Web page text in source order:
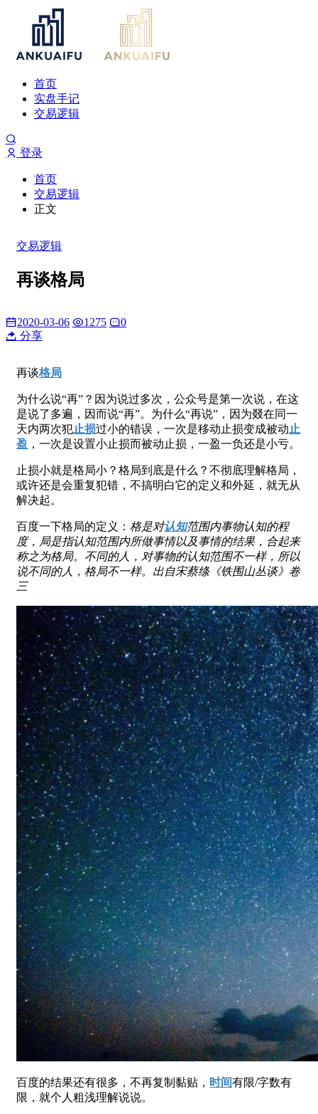
首页
实盘手记
交易逻辑
登录
首页
交易逻辑
正文
交易逻辑
再谈格局
2020-03-06 1275
0
分享
​再谈格局
为什么说“再”？因为说过多次，公众号是第一次说，在这
是说了多遍，因而说“再”。为什么“再说”，因为叕在同一
天内两次犯止损过小的错误，一次是移动止损变成被动 止
盈 ，一次是设置小止损而被动止损，一盈一负还是小亏。
​止损小就是格局小？格局到底是什么？不彻底理解格局，
或许还是会重复犯错，不搞明白它的定义和外延，就无从
解决起​。
​百度一下格局的定义： 格是对认知范围内事物认知的程
度，局是指认知范围内所做事情以及事情的结果，合起来
称之为格局。不同的人，对事物的认知范围不一样，所以
说不同的人，格局不一样。出自宋蔡绦《铁围山丛谈》卷
三
百度的结果还有很多，不再复制黏贴， 时间有限/字数有
限，就个人粗浅理解说说​。